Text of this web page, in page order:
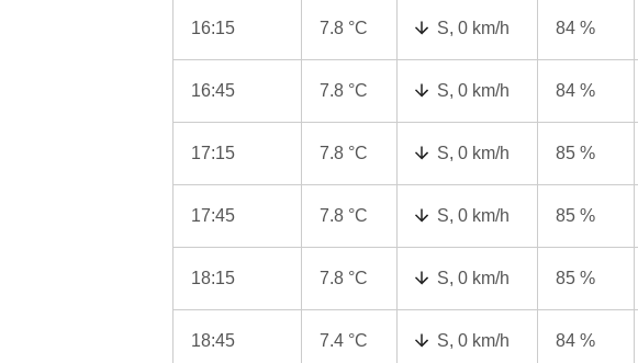
16:15 7.8 °C S, 0 km/h 84 %
16:45 7.8 °C S, 0 km/h 84 %
17:15 7.8 °C S, 0 km/h 85 %
17:45 7.8 °C S, 0 km/h 85 %
18:15 7.8 °C S, 0 km/h 85 %
18:45 7.4 °C S, 0 km/h 84 %